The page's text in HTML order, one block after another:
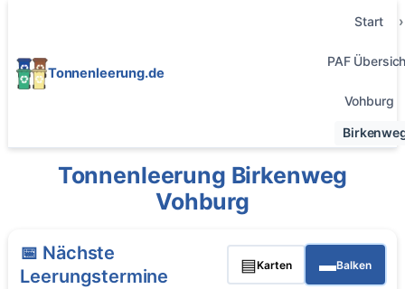
Tonnenleerung.de
Start
PAF
Vohburg
Tonnenleerung Birkenweg
Vohburg
📅 Nächste
Leerungstermine
▤Karten ▬Balken